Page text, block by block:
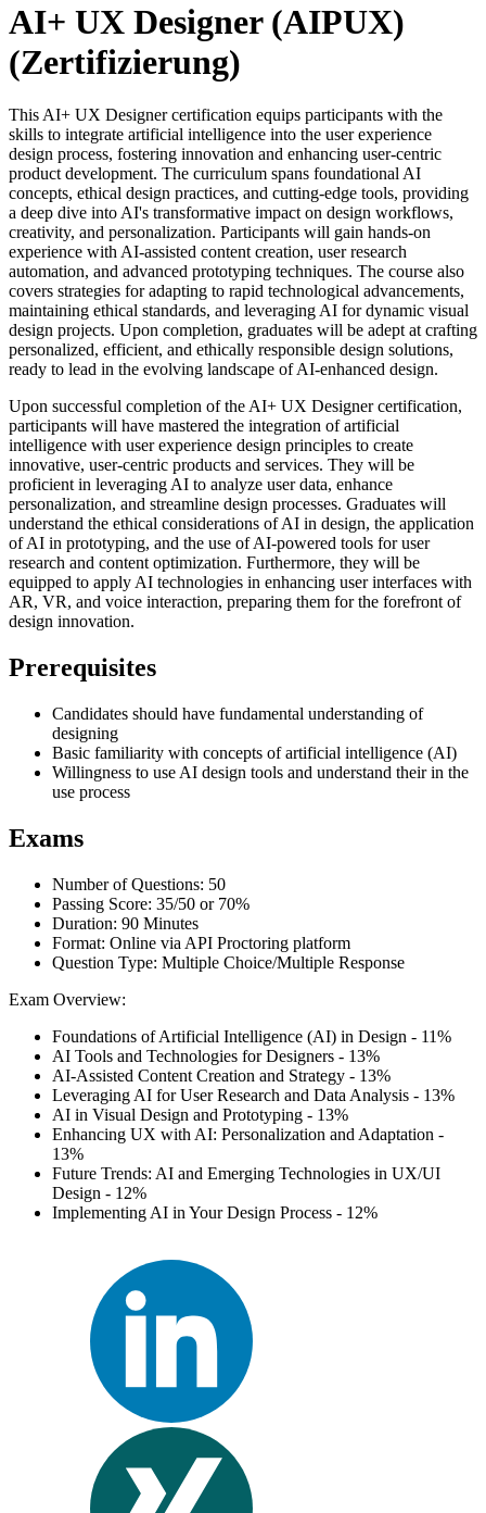
AI+ UX Designer (AIPUX)
(Zertifizierung)
This AI+ UX Designer certification equips participants with the
skills to integrate artificial intelligence into the user experience
design process, fostering innovation and enhancing user-centric
product development. The curriculum spans foundational AI
concepts, ethical design practices, and cutting-edge tools, providing
a deep dive into AI's transformative impact on design workflows,
creativity, and personalization. Participants will gain hands-on
experience with AI-assisted content creation, user research
automation, and advanced prototyping techniques. The course also
covers strategies for adapting to rapid technological advancements,
maintaining ethical standards, and leveraging AI for dynamic visual
design projects. Upon completion, graduates will be adept at crafting
personalized, efficient, and ethically responsible design solutions,
ready to lead in the evolving landscape of AI-enhanced design.
Upon successful completion of the AI+ UX Designer certification,
participants will have mastered the integration of artificial
intelligence with user experience design principles to create
innovative, user-centric products and services. They will be
proficient in leveraging AI to analyze user data, enhance
personalization, and streamline design processes. Graduates will
understand the ethical considerations of AI in design, the application
of AI in prototyping, and the use of AI-powered tools for user
research and content optimization. Furthermore, they will be
equipped to apply AI technologies in enhancing user interfaces with
AR, VR, and voice interaction, preparing them for the forefront of
design innovation.
Prerequisites
Candidates should have fundamental understanding of
designing
Basic familiarity with concepts of artificial intelligence (AI)
Willingness to use AI design tools and understand their in the
use process
Exams
Number of Questions: 50
Passing Score: 35/50 or 70%
Duration: 90 Minutes
Format: Online via API Proctoring platform
Question Type: Multiple Choice/Multiple Response
Exam Overview:
Foundations of Artificial Intelligence (AI) in Design - 11%
AI Tools and Technologies for Designers - 13%
AI-Assisted Content Creation and Strategy - 13%
Leveraging AI for User Research and Data Analysis - 13%
AI in Visual Design and Prototyping - 13%
Enhancing UX with AI: Personalization and Adaptation -
13%
Future Trends: AI and Emerging Technologies in UX/UI
Design - 12%
Implementing AI in Your Design Process - 12%